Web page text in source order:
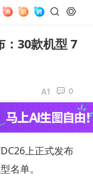
：30款机型 7
0
上正式发布
名单。